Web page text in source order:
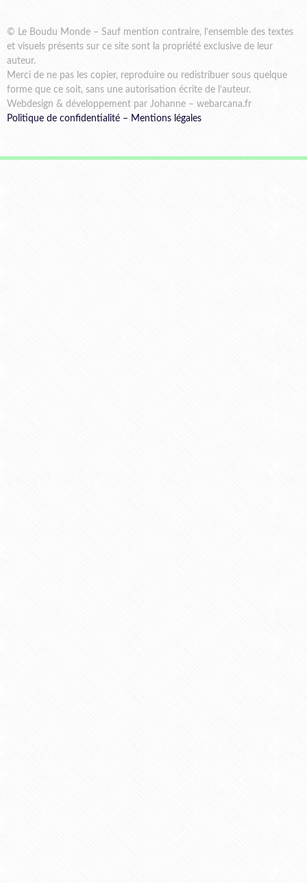
© Le Boudu Monde – Sauf mention contraire, l’ensemble des textes
et visuels présents sur ce site sont la propriété exclusive de leur
auteur.
Merci de ne pas les copier, reproduire ou redistribuer sous quelque
forme que ce soit, sans une autorisation écrite de l’auteur.
Webdesign & développement par Johanne – webarcana.fr
Politique de confidentialité – Mentions légales